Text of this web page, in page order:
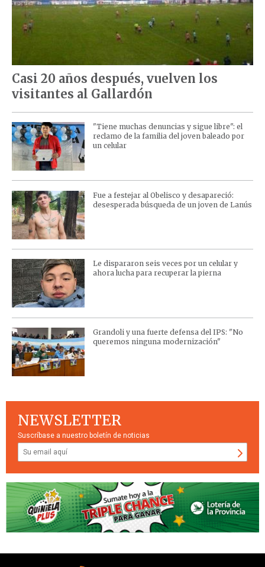
Casi 20 años después, vuelven los
visitantes al Gallardón
"Tiene muchas denuncias y sigue libre": el
reclamo de la familia del joven baleado por
un celular
Fue a festejar al Obelisco y desapareció:
desesperada búsqueda de un joven de Lanús
Le dispararon seis veces por un celular y
ahora lucha para recuperar la pierna
Grandoli y una fuerte defensa del IPS: "No
queremos ninguna modernización"
NEWSLETTER
Suscríbase a nuestro boletín de noticias